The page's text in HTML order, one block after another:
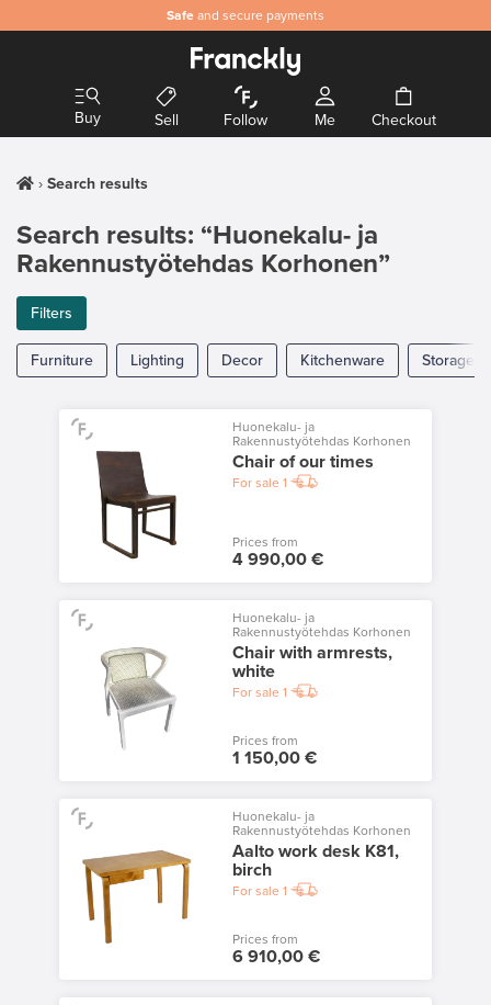
Safe and secure payments
Buy Sell Follow Me Checkout
Search results
Search results: “Huonekalu- ja
Rakennustyötehdas Korhonen”
Filters
Furniture Lighting Decor Kitchenware Storage
Huonekalu- ja
Rakennustyötehdas Korhonen
Chair of our times
For sale 1
Prices from
4 990,00 €
Huonekalu- ja
Rakennustyötehdas Korhonen
Chair with armrests,
white
For sale 1
Prices from
1 150,00 €
Huonekalu- ja
Rakennustyötehdas Korhonen
Aalto work desk K81,
birch
For sale 1
Prices from
6 910,00 €